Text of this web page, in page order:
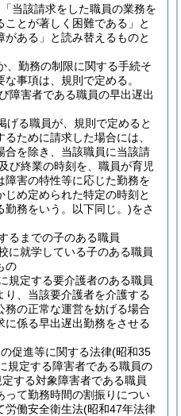
当該請求をした職員の業務を
とが著しく困難である」と
ある」と読み替えるものと
、勤務の制限に関する手続そ
事項は、規則で定める。
障害者である職員の早出遅出
げる職員が、規則で定めると
ために請求した場合には、
合を除き、当該職員に当該請
び終業の時刻を、職員が育児
害の特性等に応じた勤務を
め定められた特定の時刻と
勤務をいう。以下同じ。)をさ
るまでの子のある職員
に就学している子のある職員
の
規定する要介護者のある職員
、当該要介護者を介護する
務の正常な運営を妨げる場合
に係る早出遅出勤務をさせる
促進等に関する法律(昭和35
規定する障害者である職員の
する対象障害者である職員
って勤務時間の割振りについ
労働安全衛生法(昭和47年法律